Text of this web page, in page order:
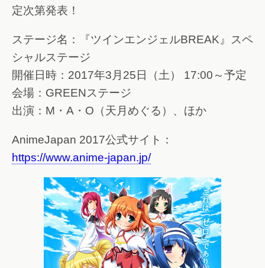
定次第発表！
ステージ名：『ツインエンジェルBREAK』スペ
シャルステージ
開催日時：2017年3月25日（土） 17:00～予定
会場：GREENステージ
出演：M・A・O（天月めぐる）、ほか
AnimeJapan 2017公式サイト：
https://www.anime-japan.jp/